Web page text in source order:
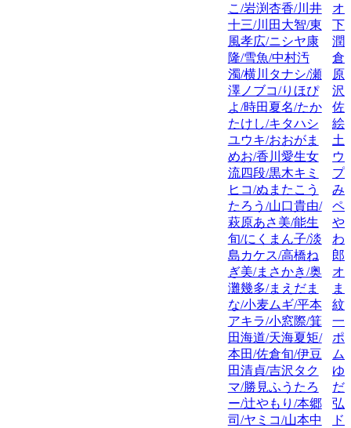
こ/岩渕杏香/川井
十三/川田大智/東
風孝広/ニシヤ康
隆/雪魚/中村汚
濁/横川タナシ/瀬
澤ノブコ/りほぴ
よ/時田夏名/たか
たけし/キタハシ
ユウキ/おおがま
めお/香川愛生女
流四段/黒木キミ
ヒコ/ぬまたこう
たろう/山口貴由/
萩原あさ美/能生
旬/にくまん子/淡
島カケス/高橋ね
ぎ美/まさかき/奥
灘幾多/まえだま
な/小麦ムギ/平本
アキラ/小窓際/箕
田海道/天海夏矩/
本田/佐倉旬/伊豆
田清貞/吉沢タク
マ/勝見ふうたろ
ー/辻やもり/本郷
司/ヤミコ/山本中
オ
下
潤/
倉
原
沢
佐
絵/
土
ウ
プ
み/
ペ/
や
わ
郎
オ
ま
紋/
一
ポ
ム
ゆ
だ
弘
ド